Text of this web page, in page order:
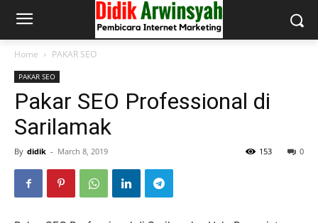
Home PAKAR SEO
PAKAR SEO
Pakar SEO Professional di
Sarilamak
By didik - March 8, 2019 0
153